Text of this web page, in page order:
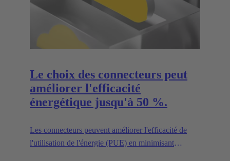
Le choix des connecteurs peut
améliorer l'efficacité
énergétique jusqu'à 50 %.
Les connecteurs peuvent améliorer l'efficacité de
l'utilisation de l'énergie (PUE) en minimisant